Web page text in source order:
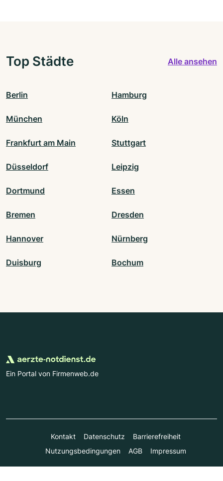
Top Städte Alle ansehen
Berlin Hamburg
München Köln
Frankfurt am Main Stuttgart
Düsseldorf Leipzig
Dortmund Essen
Bremen Dresden
Hannover Nürnberg
Duisburg Bochum
Ein Portal von Firmenweb.de
Kontakt Datenschutz
Barrierefreiheit
Nutzungsbedingungen
AGB Impressum